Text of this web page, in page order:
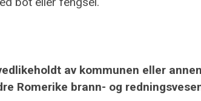
av kommunen eller
Romerike brann- og